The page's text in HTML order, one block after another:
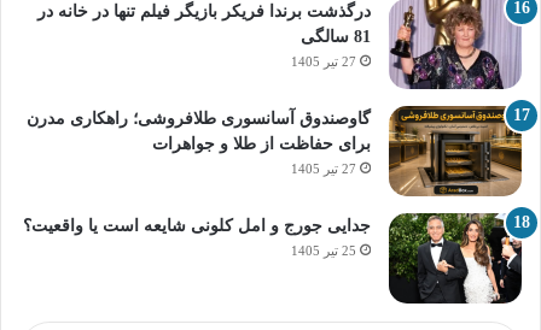
درگذشت برندا فریکر بازیگر فیلم تنها در خانه در
81 سالگی
27 تیر 1405
گاوصندوق آسانسوری طلافروشی؛ راهکاری مدرن
برای حفاظت از طلا و جواهرات
27 تیر 1405
جدایی جورج و امل کلونی شایعه است یا واقعیت؟
25 تیر 1405